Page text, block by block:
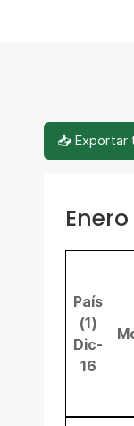
📥 Exportar
Enero
País
(1)
Dic-
16